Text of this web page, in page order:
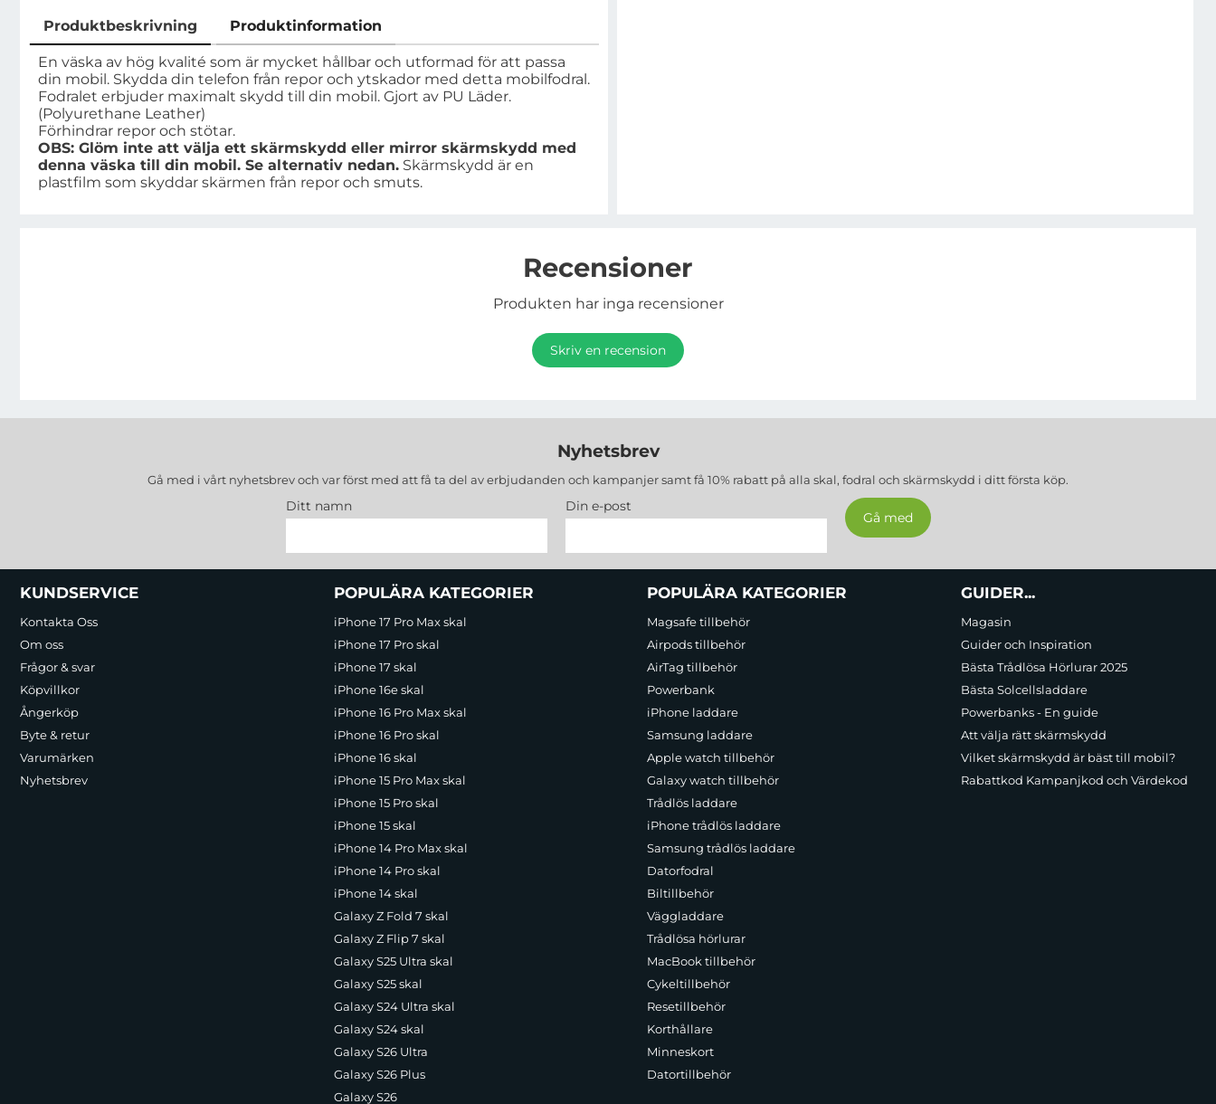
Produktbeskrivning Produktinformation
Produktbeskrivning
En väska av hög kvalité som är mycket hållbar och utformad för att passa
din mobil. Skydda din telefon från repor och ytskador med detta mobilfodral.
Fodralet erbjuder maximalt skydd till din mobil. Gjort av PU Läder.
(Polyurethane Leather)
Förhindrar repor och stötar.
OBS: Glöm inte att välja ett skärmskydd eller mirror skärmskydd med
denna väska till din mobil. Se alternativ nedan. Skärmskydd är en
plastfilm som skyddar skärmen från repor och smuts.
Recensioner
Produkten har inga recensioner
Skriv en recension
Nyhetsbrev
Gå med i vårt nyhetsbrev och var först med att få ta del av erbjudanden och kampanjer samt få 10% rabatt på alla skal, fodral och skärmskydd i ditt första köp.
Ditt namn Din e-post
Sidfot Blandad info och länkar
KUNDSERVICE
Kontakta Oss
Om oss
Frågor & svar
Köpvillkor
Ångerköp
Byte & retur
Varumärken
Nyhetsbrev
POPULÄRA KATEGORIER
iPhone 17 Pro Max skal
iPhone 17 Pro skal
iPhone 17 skal
iPhone 16e skal
iPhone 16 Pro Max skal
iPhone 16 Pro skal
iPhone 16 skal
iPhone 15 Pro Max skal
iPhone 15 Pro skal
iPhone 15 skal
iPhone 14 Pro Max skal
iPhone 14 Pro skal
iPhone 14 skal
Galaxy Z Fold 7 skal
Galaxy Z Flip 7 skal
Galaxy S25 Ultra skal
Galaxy S25 skal
Galaxy S24 Ultra skal
Galaxy S24 skal
Galaxy S26 Ultra
Galaxy S26 Plus
Galaxy S26
POPULÄRA KATEGORIER
Magsafe tillbehör
Airpods tillbehör
AirTag tillbehör
Powerbank
iPhone laddare
Samsung laddare
Apple watch tillbehör
Galaxy watch tillbehör
Trådlös laddare
iPhone trådlös laddare
Samsung trådlös laddare
Datorfodral
Biltillbehör
Väggladdare
Trådlösa hörlurar
MacBook tillbehör
Cykeltillbehör
Resetillbehör
Korthållare
Minneskort
Datortillbehör
GUIDER...
Magasin
Guider och Inspiration
Bästa Trådlösa Hörlurar 2025
Bästa Solcellsladdare
Powerbanks - En guide
Att välja rätt skärmskydd
Vilket skärmskydd är bäst till mobil?
Rabattkod Kampanjkod och Värdekod